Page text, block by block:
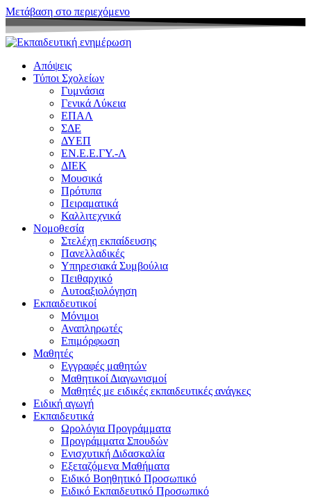
Μετάβαση στο περιεχόμενο
Απόψεις
Τύποι Σχολείων
Γυμνάσια
Γενικά Λύκεια
ΕΠΑΛ
ΣΔΕ
ΔΥΕΠ
ΕΝ.Ε.Ε.ΓΥ.-Λ
ΔΙΕΚ
Μουσικά
Πρότυπα
Πειραματικά
Καλλιτεχνικά
Νομοθεσία
Στελέχη εκπαίδευσης
Πανελλαδικές
Υπηρεσιακά Συμβούλια
Πειθαρχικό
Αυτοαξιολόγηση
Εκπαιδευτικοί
Μόνιμοι
Αναπληρωτές
Επιμόρφωση
Μαθητές
Εγγραφές μαθητών
Μαθητικοί Διαγωνισμοί
Μαθητές με ειδικές εκπαιδευτικές ανάγκες
Ειδική αγωγή
Εκπαιδευτικά
Ωρολόγια Προγράμματα
Προγράμματα Σπουδών
Ενισχυτική Διδασκαλία
Εξεταζόμενα Μαθήματα
Ειδικό Βοηθητικό Προσωπικό
Ειδικό Εκπαιδευτικό Προσωπικό